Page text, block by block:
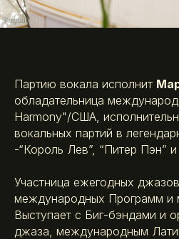
Партию вокала исполнит
обладательница
Harmony"/США,
вокальных партий в
-“Король Лев”, “Питер Пэн”
Участница ежегодных
международных Программ и
Выступает с Биг-бэндами и
джаза, международным